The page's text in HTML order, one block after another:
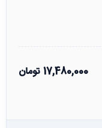
17,480,000تومان